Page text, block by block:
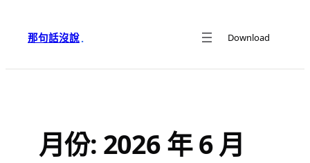
內
那句話沒說· Download
月份: 2026 年 6 月